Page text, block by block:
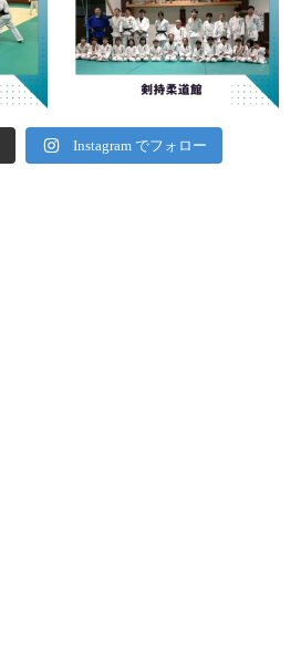
Instagram でフォロー